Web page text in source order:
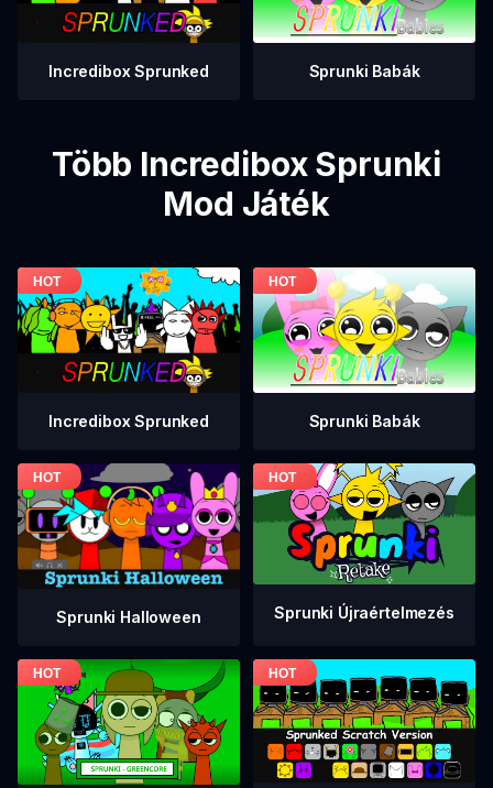
Incredibox Sprunked Sprunki Babák
Több Incredibox Sprunki
Mod Játék
Incredibox Sprunked Sprunki Babák
Sprunki Halloween Sprunki Újraértelmezés